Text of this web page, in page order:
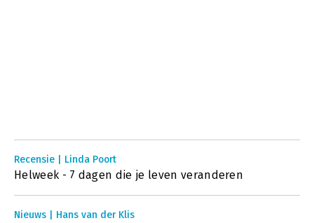
Recensie | Linda Poort
Helweek - 7 dagen die je leven veranderen
Nieuws | Hans van der Klis